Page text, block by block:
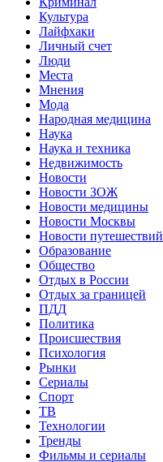
Культура
Лайфхаки
Личный счет
Люди
Места
Мнения
Мода
Народная медицина
Наука
Наука и техника
Недвижимость
Новости
Новости ЗОЖ
Новости медицины
Новости Москвы
Новости путешествий
Образование
Общество
Отдых в России
Отдых за границей
ПДД
Политика
Происшествия
Психология
Рынки
Сериалы
Спорт
ТВ
Технологии
Тренды
Фильмы и сериалы